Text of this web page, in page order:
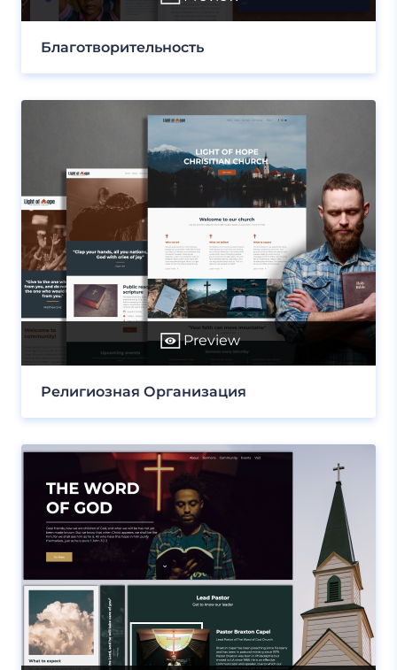
Благотворительность
Preview
Религиозная Организация